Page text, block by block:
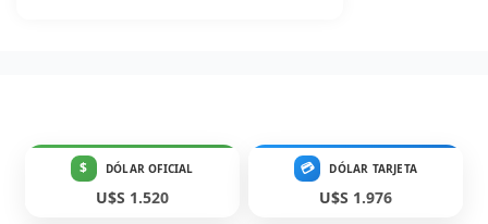
$ DÓLAR OFICIAL
U$S 1.520
💳 DÓLAR TARJETA
U$S 1.976